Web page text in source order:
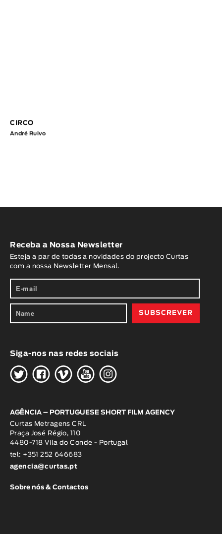
CIRCO
André Ruivo
Receba a Nossa Newsletter
Esteja a par de todas a novidades do projecto Curtas
com a nossa Newsletter Mensal.
Siga-nos nas redes sociais
HGWOK
AGÊNCIA – PORTUGUESE SHORT FILM AGENCY
Curtas Metragens CRL
Praça José Régio, 110
4480-718 Vila do Conde - Portugal
tel: +351 252 646683
agencia@curtas.pt
Sobre nós & Contactos